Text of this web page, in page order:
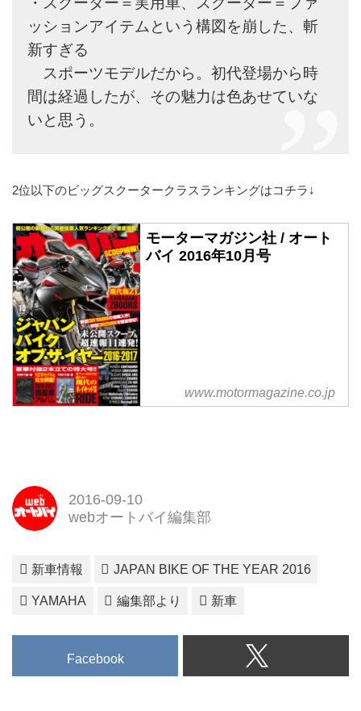
ッションアイテムという構図を崩した、斬
新すぎる
スポーツモデルだから。初代登場から時
間は経過したが、その魅力は色あせていな
いと思う。
2位以下のビッグスクータークラスランキングはコチラ↓
モーターマガジン社 / オート
バイ 2016年10月号
www.motormagazine.co.jp
2016-09-10
webオートバイ編集部
新車情報 JAPAN BIKE OF THE YEAR 2016
YAMAHA 編集部より 新車
Facebook